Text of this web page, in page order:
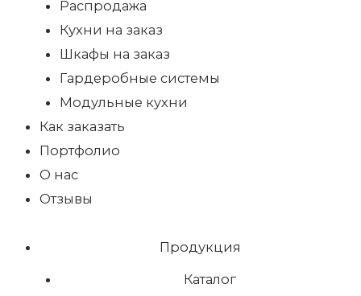
Распродажа
Кухни на заказ
Шкафы на заказ
Гардеробные системы
Модульные кухни
Как заказать
Портфолио
О нас
Отзывы
Продукция
Каталог